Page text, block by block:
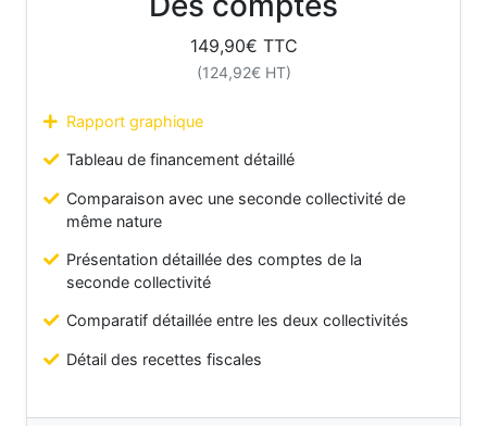
149,90€ TTC
(124,92€ HT)
Rapport graphique
Tableau de financement détaillé
Comparaison avec une seconde collectivité de
même nature
Présentation détaillée des comptes de la
seconde collectivité
Comparatif détaillée entre les deux collectivités
Détail des recettes fiscales